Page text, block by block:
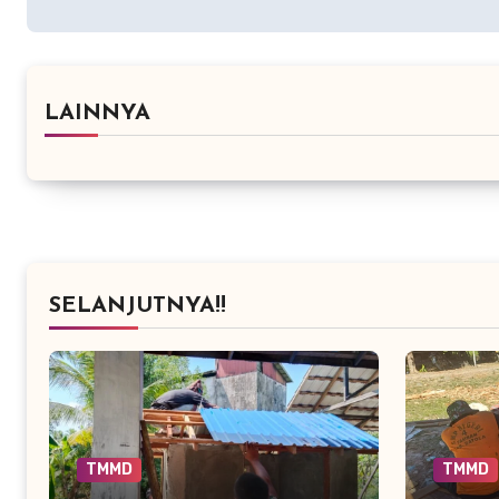
LAINNYA
SELANJUTNYA!!
TMMD TMMD